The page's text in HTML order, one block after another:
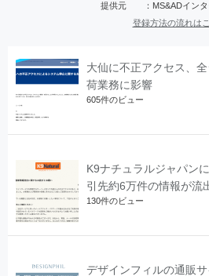
提供元 ：MS&ADインタ
登録方法の流れは
大仙に不正アクセス、
荷業務に影響
605件のビュー
K9ナチュラルジャパン
引先約6万件の情報が流
130件のビュー
デザインフィルの通販